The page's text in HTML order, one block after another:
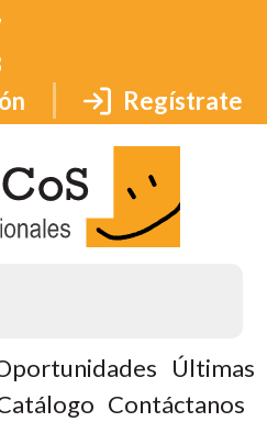
Regístrate
Últimas
Contáctanos